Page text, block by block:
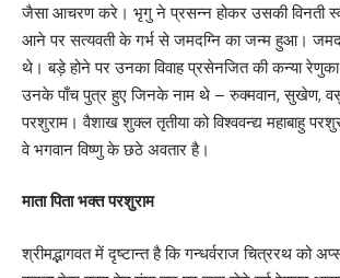
जैसा आचरण करे। भृगु ने प्रसन्न होकर उसकी विनती
आने पर सत्यवती के गर्भ से जमदग्नि का जन्म हुआ।
थे। बड़े होने पर उनका विवाह प्रसेनजित की कन्या
उनके पाँच पुत्र हुए जिनके नाम थे – रुक्मवान, सुखेण,
परशुराम। वैशाख शुक्ल तृतीया को विश्ववन्द्य महाबाहु
वे भगवान विष्णु के छठे अवतार है।
माता पिता भक्त परशुराम
श्रीमद्भागवत में दृष्टान्त है कि गन्धर्वराज चित्ररथ को